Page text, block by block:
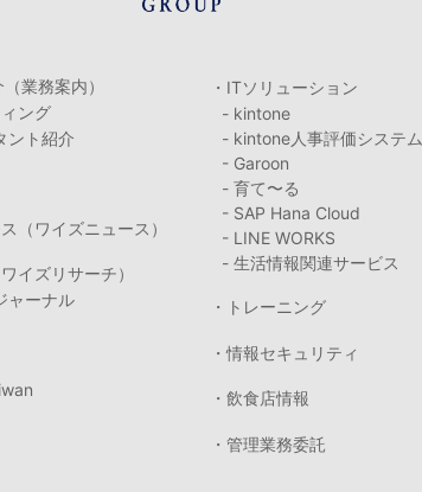
業務案内）
ング
ント紹介
（ワイズニュース）
イズリサーチ）
ャーナル
・ITソリューション
- kintone
- kintone人事評価システム
- Garoon
- 育て〜る
- SAP Hana Cloud
- LINE WORKS
- 生活情報関連サービス
・トレーニング
・情報セキュリティ
・飲食店情報
・管理業務委託